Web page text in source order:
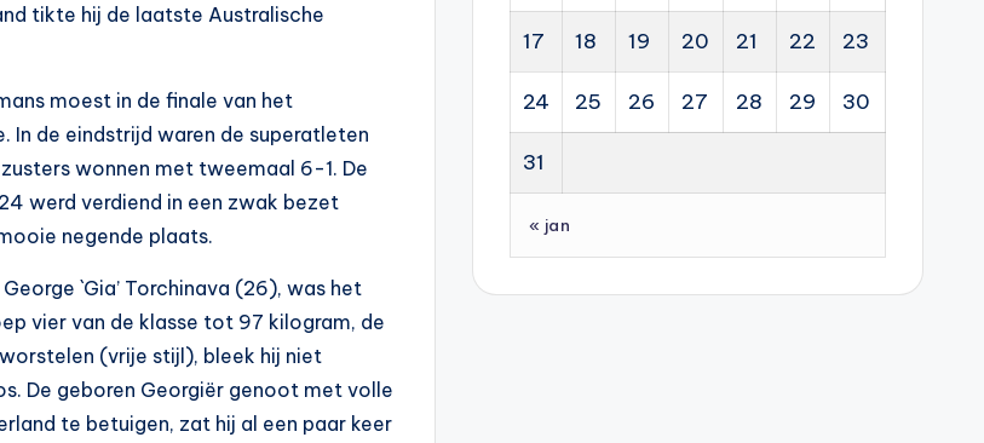
tikte hij de laatste Australische
moest in de finale van het
In de eindstrijd waren de superatleten
wonnen met tweemaal 6-1. De
werd verdiend in een zwak bezet
negende plaats.
`Gia’ Torchinava (26), was het
vier van de klasse tot 97 kilogram, de
(vrije stijl), bleek hij niet
De geboren Georgiër genoot met volle
te betuigen, zat hij al een paar keer
17 18 19 20 21 22 23
24 25 26 27 28 29 30
31
« jan